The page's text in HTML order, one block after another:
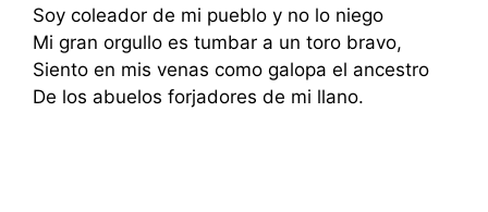
Soy coleador de mi pueblo y no lo niego
Mi gran orgullo es tumbar a un toro bravo,
Siento en mis venas como galopa el ancestro
De los abuelos forjadores de mi llano.